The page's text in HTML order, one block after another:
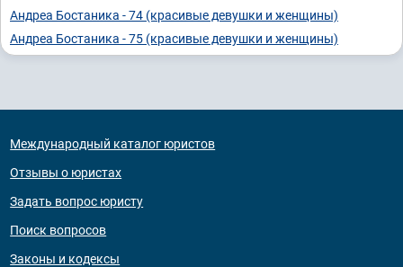
Андреа Бостаника - 74 (красивые девушки и женщины)
Андреа Бостаника - 75 (красивые девушки и женщины)
Международный каталог юристов
Отзывы о юристах
Задать вопрос юристу
Поиск вопросов
Законы и кодексы